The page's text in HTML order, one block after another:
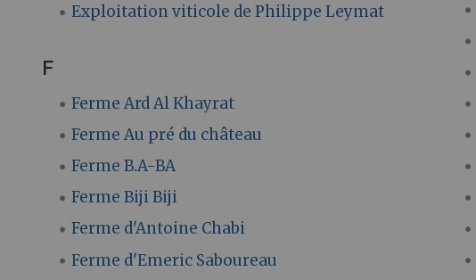
Exploitation viticole de Philippe Leymat
F
Ferme Ard Al Khayrat
Ferme Au pré du château
Ferme B.A-BA
Ferme Biji Biji
Ferme d'Antoine Chabi
Ferme d'Emeric Saboureau